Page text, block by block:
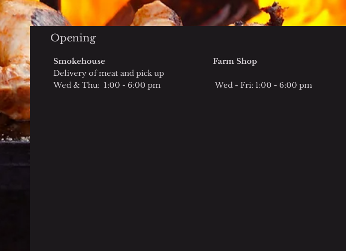
Opening
Smokehouse
Delivery of meat and pick up
Wed & Thu: 1:00 - 6:00 pm
Farm Shop
Wed - Fri: 1:00 - 6:00 pm